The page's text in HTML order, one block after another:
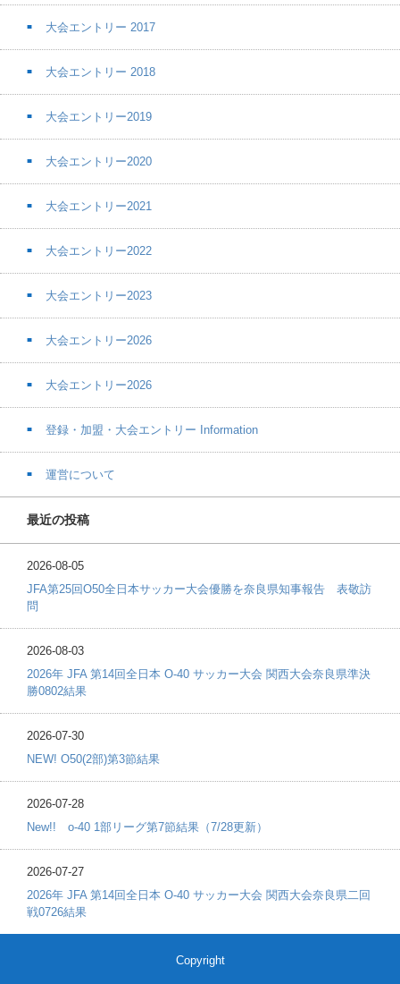
大会エントリー 2017
大会エントリー 2018
大会エントリー2019
大会エントリー2020
大会エントリー2021
大会エントリー2022
大会エントリー2023
大会エントリー2026
大会エントリー2026
登録・加盟・大会エントリー Information
運営について
最近の投稿
2026-08-05
JFA第25回O50全日本サッカー大会優勝を奈良県知事報告 表敬訪
問
2026-08-03
2026年 JFA 第14回全日本 O-40 サッカー大会 関西大会奈良県準決
勝0802結果
2026-07-30
NEW! O50(2部)第3節結果
2026-07-28
New!! o-40 1部リーグ第7節結果（7/28更新）
2026-07-27
2026年 JFA 第14回全日本 O-40 サッカー大会 関西大会奈良県二回
戦0726結果
Copyright